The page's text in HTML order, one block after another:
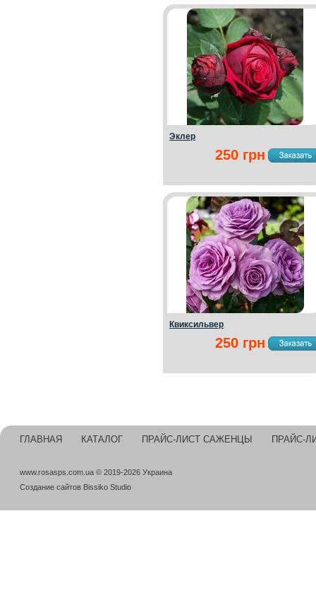
Эклер
250 грн
Квиксильвер
250 грн
ГЛАВНАЯ КАТАЛОГ ПРАЙС-ЛИСТ САЖЕНЦЫ ПРАЙС-
www.rosasps.com.ua © 2019-2026 Украина
Создание сайтов Bissiko Studio